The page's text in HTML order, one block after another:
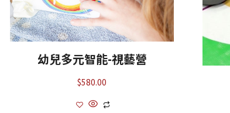
幼兒多元智能-視藝營
$580.00